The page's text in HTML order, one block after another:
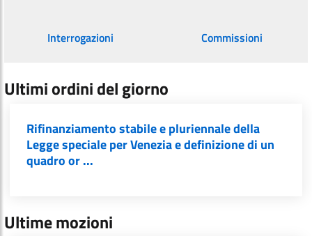
Interrogazioni Commissioni
Ultimi ordini del giorno
Rifinanziamento stabile e pluriennale della
Legge speciale per Venezia e definizione di un
quadro or ...
Ultime mozioni